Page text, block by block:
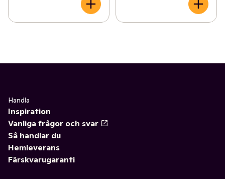
Handla
Inspiration
Vanliga frågor och svar
Så handlar du
Hemleverans
Färskvarugaranti